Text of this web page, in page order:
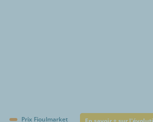
Prix Fioulmarket